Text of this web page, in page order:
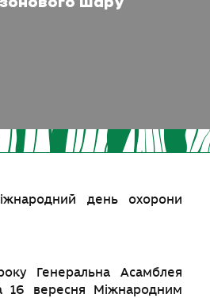
день охорони
Генеральна Асамблея
16 вересня Міжнародним